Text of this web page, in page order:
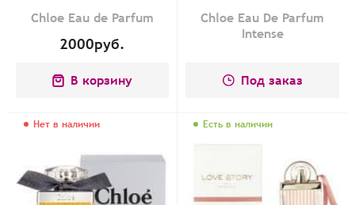
Chloe Eau de Parfum
2000руб.
В корзину
Chloe Eau De Parfum
Intense
Под заказ
Нет в наличии Есть в наличии